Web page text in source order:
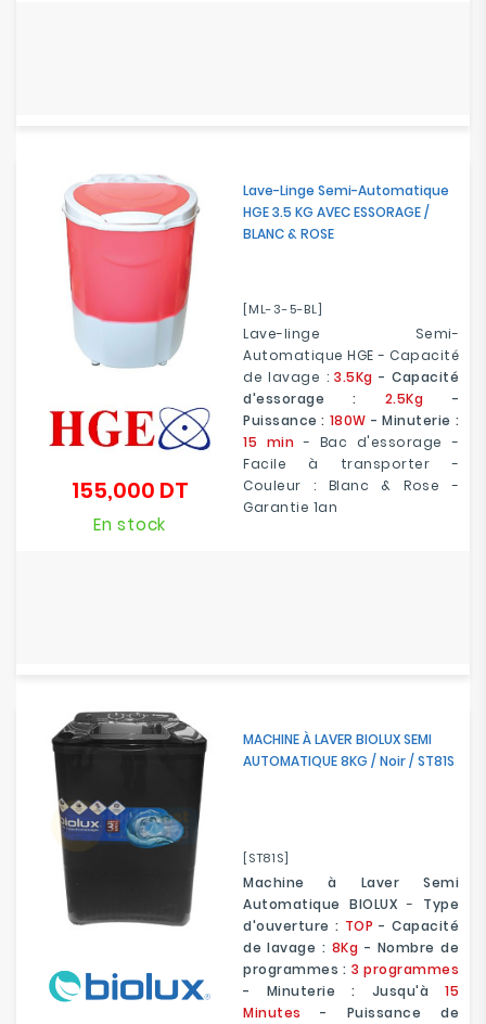
Lave-Linge Semi-Automatique
HGE 3.5 KG AVEC ESSORAGE /
BLANC & ROSE
[ML-3-5-BL]
Lave-linge Semi-
Automatique HGE - Capacité
de lavage :3.5Kg - Capacité
d'essorage : 2.5Kg -
Puissance : 180W - Minuterie :
15 min - Bac d'essorage -
Facile à transporter -
Couleur : Blanc & Rose -
Garantie 1an
155,000 DTPrix
En stock
MACHINE À LAVER BIOLUX SEMI
AUTOMATIQUE 8KG / Noir / ST81S
[ST81S]
Machine à Laver Semi
Automatique BIOLUX - Type
d'ouverture : TOP - Capacité
de lavage : 8Kg - Nombre de
programmes : 3 programmes
- Minuterie : Jusqu'à 15
Minutes - Puissance de